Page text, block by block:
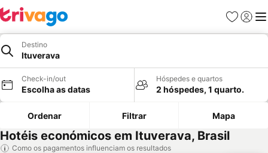
Favoritos
Iniciar
Destino
Ituverava
Check-in/out
Escolha as datas
Hóspedes e quartos
2 hóspedes, 1 quarto.
Ordenar Filtrar Mapa
Hotéis económicos em Ituverava, Brasil
Como os pagamentos influenciam os resultados